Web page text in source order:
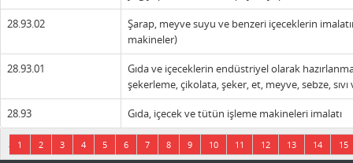
28.93.02
Şarap, meyve suyu ve benzeri içeceklerin
makineler)
28.93.01
Gıda ve içeceklerin endüstriyel olarak
şekerleme, çikolata, şeker, et, meyve, sebze,
28.93 Gıda, içecek ve tütün işleme makineleri imalatı
20 sayfadan 1 sayfa gösteriliyor.
1 2 3 4 5 6 7 8 9 10 11 12 13 14 15